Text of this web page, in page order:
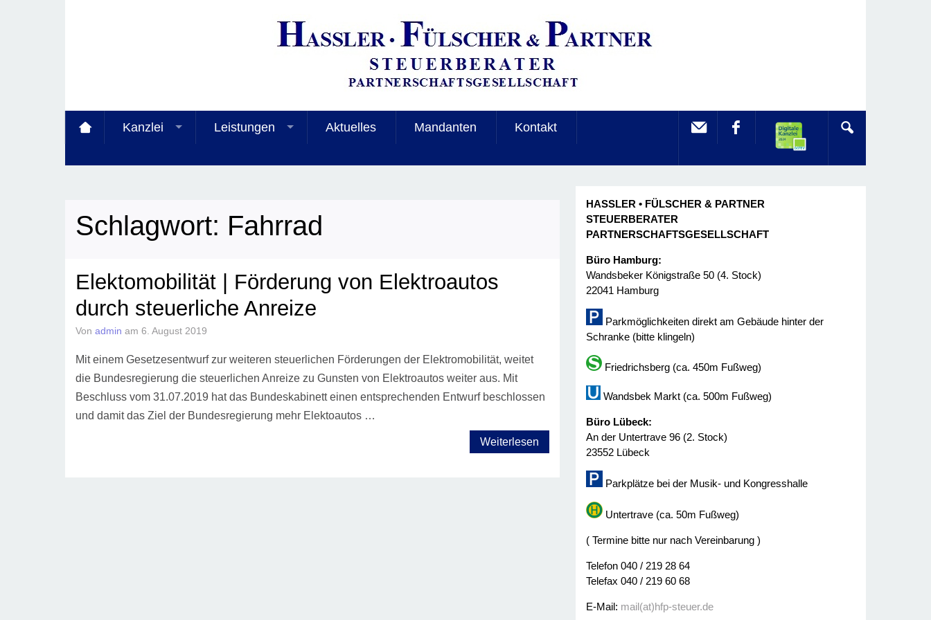
Kanzlei Leistungen Aktuelles Mandanten Kontakt
Schlagwort: Fahrrad
Elektomobilität | Förderung von Elektroautos
durch steuerliche Anreize
Von admin am 6. August 2019
Mit einem Gesetzesentwurf zur weiteren steuerlichen Förderungen der Elektromobilität, weitet
die Bundesregierung die steuerlichen Anreize zu Gunsten von Elektroautos weiter aus. Mit
Beschluss vom 31.07.2019 hat das Bundeskabinett einen entsprechenden Entwurf beschlossen
und damit das Ziel der Bundesregierung mehr Elektoautos …
Weiterlesen
HASSLER • FÜLSCHER & PARTNER
STEUERBERATER
PARTNERSCHAFTSGESELLSCHAFT
Büro Hamburg:
Wandsbeker Königstraße 50 (4. Stock)
22041 Hamburg
Parkmöglichkeiten direkt am Gebäude hinter der
Schranke (bitte klingeln)
Friedrichsberg (ca. 450m Fußweg)
Wandsbek Markt (ca. 500m Fußweg)
Büro Lübeck:
An der Untertrave 96 (2. Stock)
23552 Lübeck
Parkplätze bei der Musik- und Kongresshalle
Untertrave (ca. 50m Fußweg)
( Termine bitte nur nach Vereinbarung )
Telefon 040 / 219 28 64
Telefax 040 / 219 60 68
E-Mail: mail(at)hfp-steuer.de